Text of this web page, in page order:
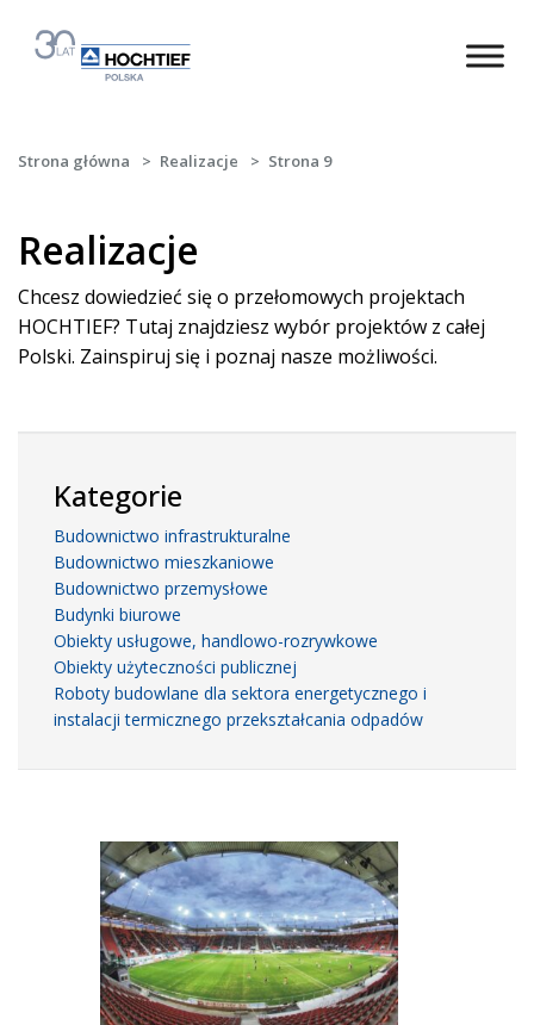
Strona główna > Realizacje > Strona 9
Realizacje
Chcesz dowiedzieć się o przełomowych projektach
HOCHTIEF? Tutaj znajdziesz wybór projektów z całej
Polski. Zainspiruj się i poznaj nasze możliwości.
Kategorie
Budownictwo infrastrukturalne
Budownictwo mieszkaniowe
Budownictwo przemysłowe
Budynki biurowe
Obiekty usługowe, handlowo-rozrywkowe
Obiekty użyteczności publicznej
Roboty budowlane dla sektora energetycznego i
instalacji termicznego przekształcania odpadów